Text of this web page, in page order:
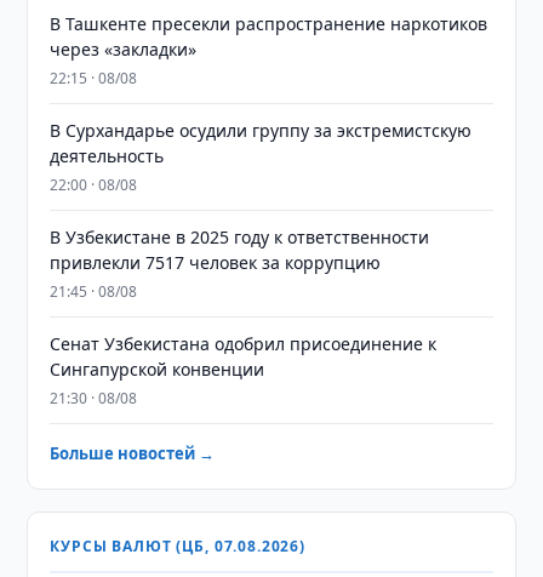
В Ташкенте пресекли распространение наркотиков
через «закладки»
22:15 · 08/08
В Сурхандарье осудили группу за экстремистскую
деятельность
22:00 · 08/08
В Узбекистане в 2025 году к ответственности
привлекли 7517 человек за коррупцию
21:45 · 08/08
Сенат Узбекистана одобрил присоединение к
Сингапурской конвенции
21:30 · 08/08
Больше новостей →
КУРСЫ ВАЛЮТ (ЦБ, 07.08.2026)